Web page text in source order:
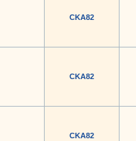
CKA82
CKA82
CKA82